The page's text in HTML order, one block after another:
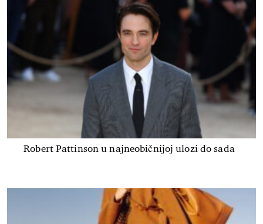
Robert Pattinson u najneobičnijoj ulozi do sada